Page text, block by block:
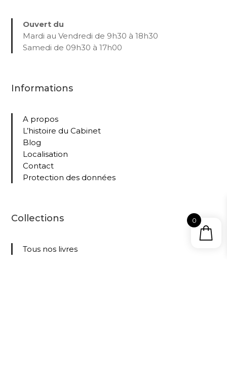
Ouvert du
Mardi au Vendredi de 9h30 à 18h30
Samedi de 09h30 à 17h00
Informations
A propos
L’histoire du Cabinet
Blog
Localisation
Contact
Protection des données
Collections
Tous nos livres
0